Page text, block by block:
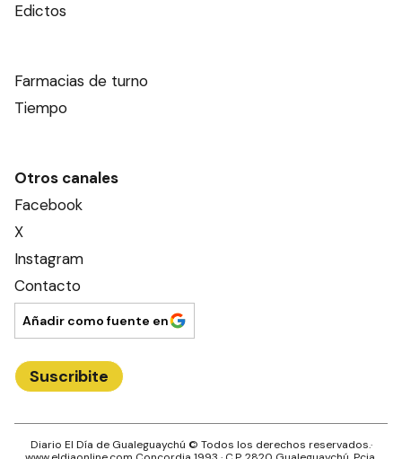
Edictos
Farmacias de turno
Tiempo
Otros canales
Facebook
X
Instagram
Contacto
Añadir como fuente en
Suscribite
Diario El Día de Gualeguaychú © Todos los derechos reservados.·